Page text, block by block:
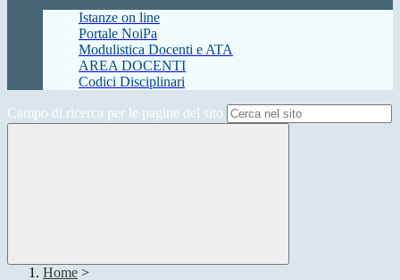
Istanze on line
Portale NoiPa
Modulistica Docenti e ATA
AREA DOCENTI
Codici Disciplinari
Campo di ricerca per le pagine del sito
Home >